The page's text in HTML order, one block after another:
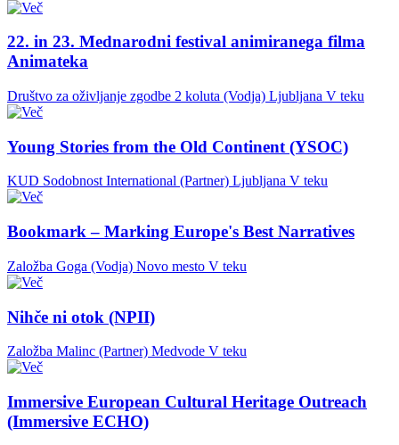
22. in 23. Mednarodni festival animiranega filma
Animateka
Društvo za oživljanje zgodbe 2 koluta (Vodja) Ljubljana V teku
Young Stories from the Old Continent (YSOC)
KUD Sodobnost International (Partner) Ljubljana V teku
Bookmark – Marking Europe's Best Narratives
Založba Goga (Vodja) Novo mesto V teku
Nihče ni otok (NPII)
Založba Malinc (Partner) Medvode V teku
Immersive European Cultural Heritage Outreach
(Immersive ECHO)